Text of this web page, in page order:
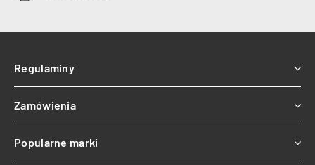
Regulaminy
Zamówienia
Popularne marki